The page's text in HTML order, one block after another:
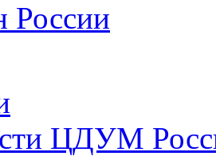
России
ЦДУМ